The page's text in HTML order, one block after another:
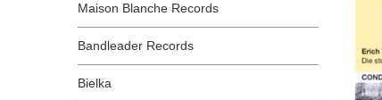
Maison Blanche Records
Bandleader Records
Bielka